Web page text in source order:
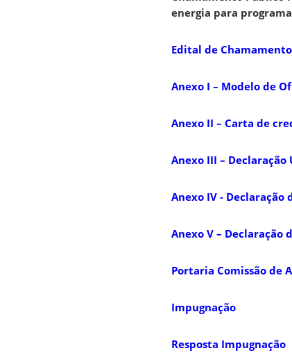
energia para
Edital de
Anexo I – Modelo de
Anexo II – Carta de
Anexo III – Declaração
Anexo IV -
Anexo V – Declaração
Portaria Comissão de
Impugnação
Resposta Impugnação